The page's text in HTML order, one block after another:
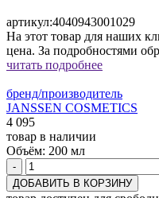
артикул:4040943001029
На этот товар для наших
цена. За подробностями
читать подробнее
бренд/производитель
JANSSEN COSMETICS
4 095
товар в наличии
Объём: 200 мл
-
ДОБАВИТЬ В КОРЗИНУ